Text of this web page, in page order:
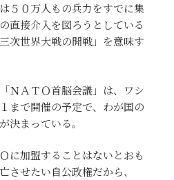
５０万人もの兵力をすでに集
直接介入を図ろうとしている
次世界大戦の開戦」を意味す
ＮＡＴＯ首脳会議」は、ワシ
まで開催の予定で、わが国の
決まっている。
に加盟することはないとおも
させたい自公政権だから、